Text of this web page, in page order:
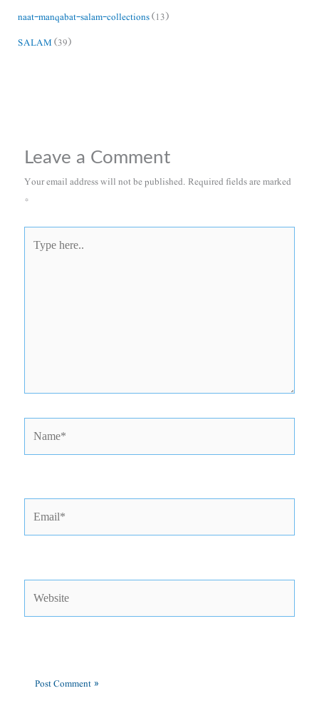
naat-manqabat-salam-collections(13)
SALAM(39)
Leave a Comment
Your email address will not be published.Required fields are marked
*
here..